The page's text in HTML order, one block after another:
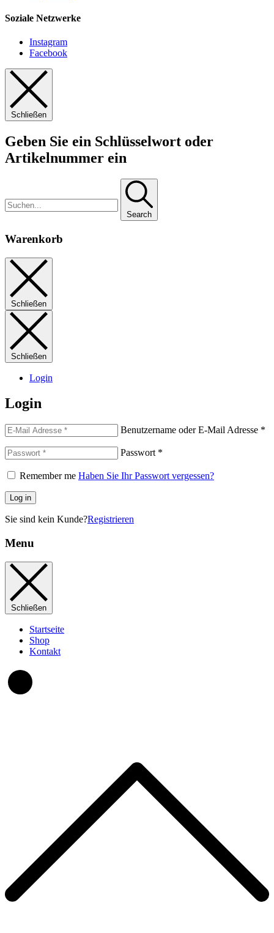
Soziale Netzwerke
Instagram
Facebook
Schließen
Geben Sie ein Schlüsselwort oder
Artikelnummer ein
Search
Warenkorb
Schließen
Schließen
Login
Login
Benutzername oder E-Mail Adresse *
Passwort *
Remember me Haben Sie Ihr Passwort vergessen?
Log in
Sie sind kein Kunde?Registrieren
Menu
Schließen
Startseite
Shop
Kontakt